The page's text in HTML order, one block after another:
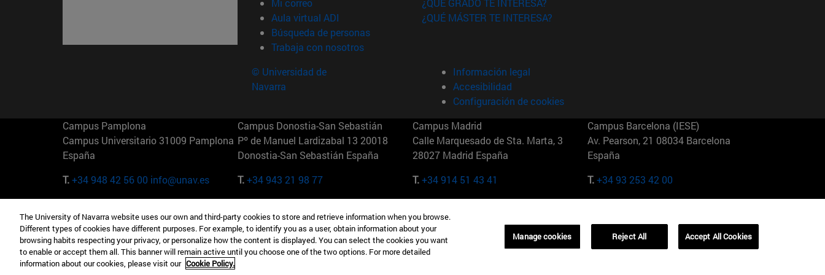
Mi correo
Aula virtual ADI (abre en nueva ventana)
Búsqueda de personas(abre en nueva ventana)
Trabaja con nosotros(abre en nueva ventana)
¿QUÉ GRADO TE INTERESA?
¿QUÉ MÁSTER TE INTERESA?
© Universidad de
Navarra
Información legal
Accesibilidad
Configuración de cookies
Campus Pamplona
Campus Universitario 31009 Pamplona
España
T.+34 948 42 56 00 info@unav.es
Campus Donostia-San Sebastián
Pº de Manuel Lardizabal 13 20018
Donostia-San Sebastián España
T.+34 943 21 98 77
Campus Madrid
Calle Marquesado de Sta. Marta, 3
28027 Madrid España
T.+34 914 51 43 41
Campus Barcelona (IESE)
Av. Pearson, 21 08034 Barcelona
España
T.+34 93 253 42 00
Camino del Cerro Águila 3 28023
Madrid España
T.+34 912 11 30 00
165 W 57th St 10019-2201 Nueva York
EE.UU
T.+1 646 346 8850
Maria-Theresia-Straße 15 81675
Múnich Alemania
T.+49 89 24209790
01321001 Bela Vista Brasil
The University of Navarra website uses our own and third-party cookies to store and retrieve information when you browse.
Different types of cookies have different purposes. For example, to identify you as a user, obtain information about your
browsing habits respecting your privacy, or personalize how the content is displayed. You can select the cookies you want
to enable or accept them all. This banner will remain active until you choose one of the two options. For more detailed
information about our cookies, please visit our Cookie Policy.
Manage cookies Reject All Accept All Cookies